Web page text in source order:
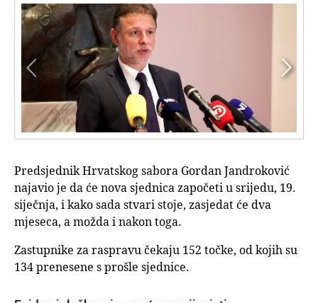


Predsjednik Hrvatskog sabora Gordan Jandroković
najavio je da će nova sjednica započeti u srijedu, 19.
siječnja, i kako sada stvari stoje, zasjedat će dva
mjeseca, a možda i nakon toga.
Zastupnike za raspravu čekaju 152 točke, od kojih su
134 prenesene s prošle sjednice.